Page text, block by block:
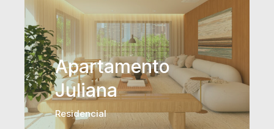
Apartamento
Juliana
Residencial